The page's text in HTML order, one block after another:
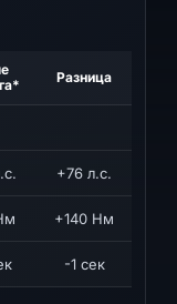
Разница
+76 л.с.
+140 Нм
-1 сек